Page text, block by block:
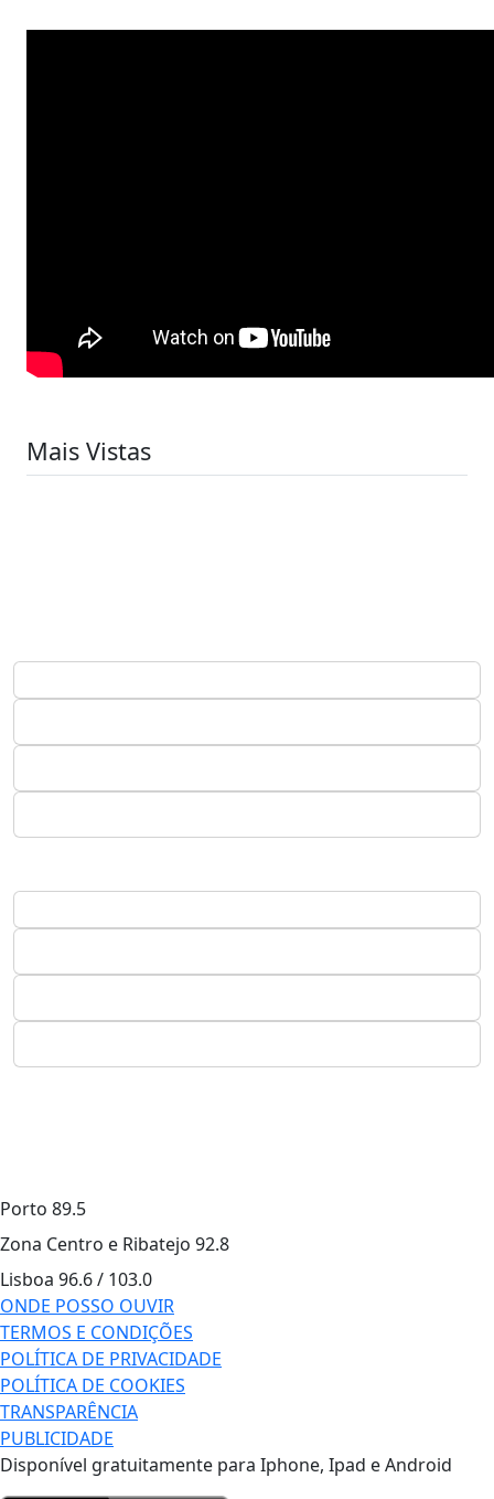
Mais Vistas
Porto 89.5
Zona Centro e Ribatejo 92.8
Lisboa 96.6 / 103.0
ONDE POSSO OUVIR
TERMOS E CONDIÇÕES
POLÍTICA DE PRIVACIDADE
POLÍTICA DE COOKIES
TRANSPARÊNCIA
PUBLICIDADE
Disponível gratuitamente para Iphone, Ipad e Android